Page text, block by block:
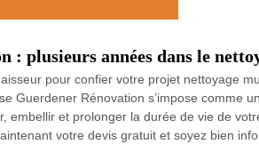
: plusieurs années dans le
pour confier votre projet nettoyage
Guerdener Rénovation s’impose comme
embellir et prolonger la durée de vie de
votre devis gratuit et soyez bien